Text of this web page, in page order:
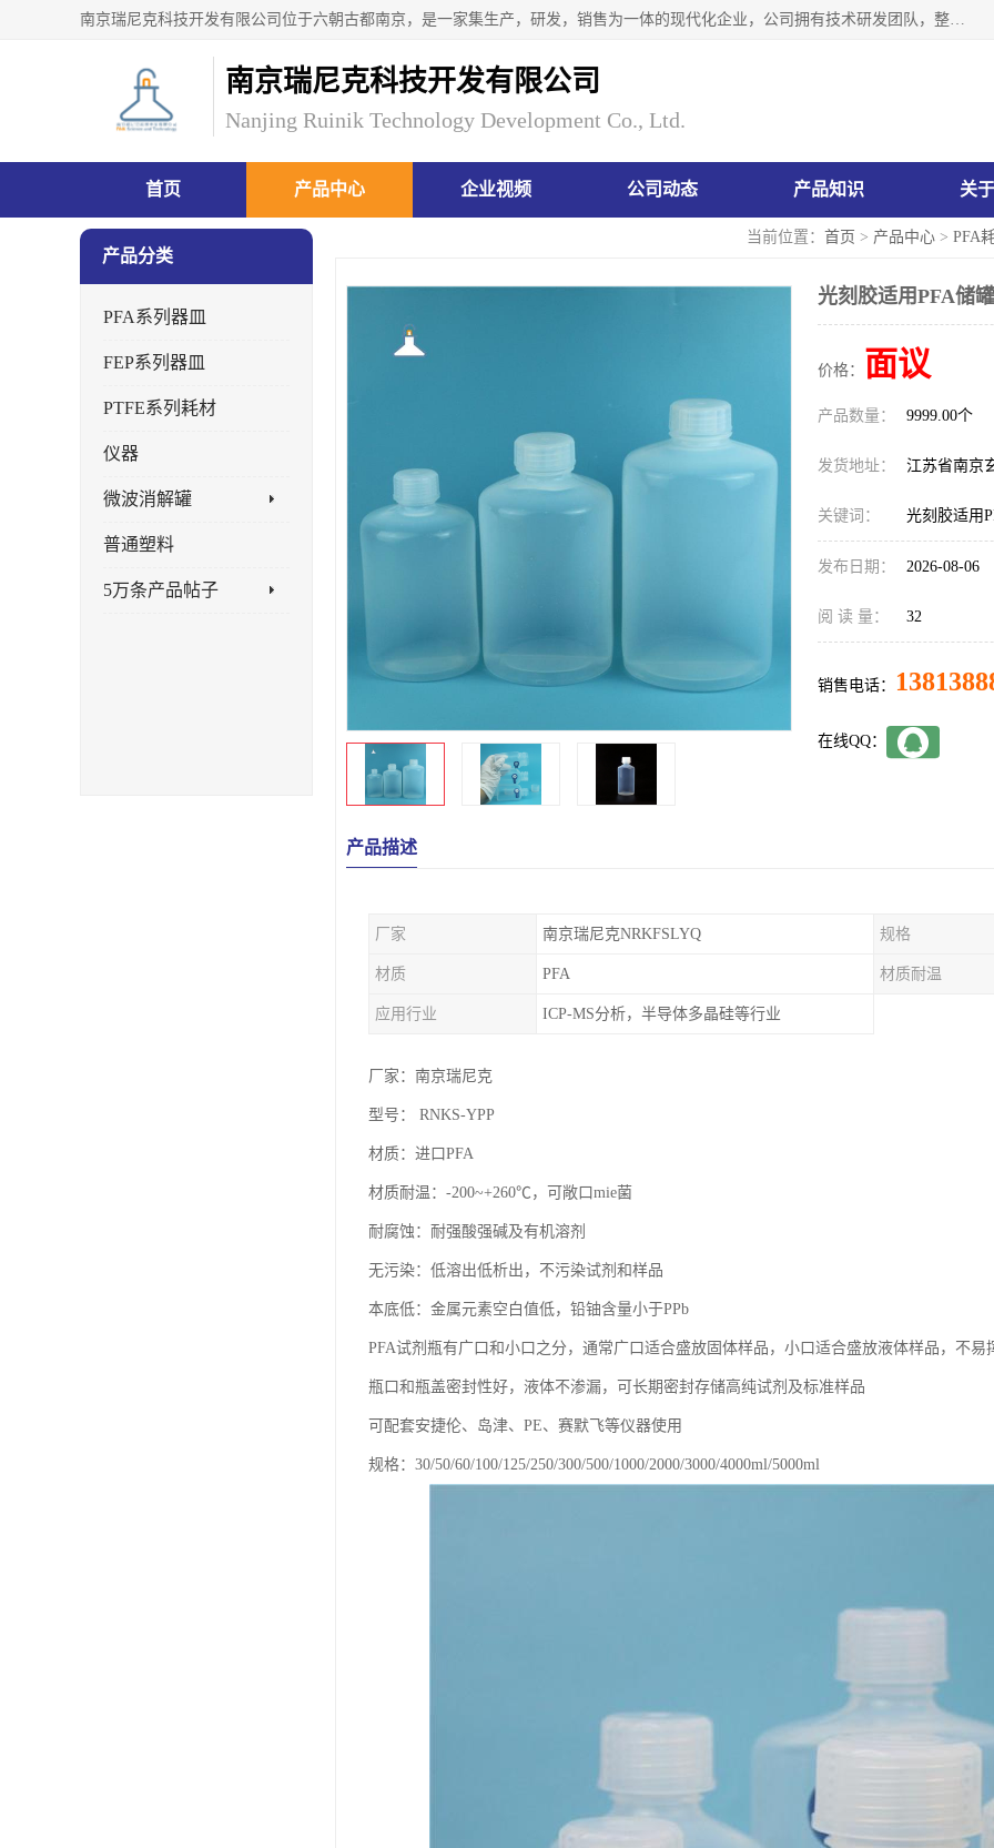
南京瑞尼克科技开发有限公司位于六朝古都南京，是一家集生产，研发，销售为一体的现代化企业，公司拥有技术研发团队，整洁明亮的厂房及的技术仪器设备，技术力量雄厚。公司长久以来一直坚持以生产研发国内完mei的痕量分析器皿为目标，客户满意的实验需求是我们永远的追求。长久以来与客户建立了良好的合作关系，在同行业中建立了自己的信誉与品牌。公司将一如既往的奋进不息，为客户带来为舒心的服务！
南京瑞尼克科技开发有限公司
Nanjing Ruinik Technology Development Co., Ltd.
首页 产品中心 企业视频 公司动态 产品知识 关
当前位置： 首页 > 产品中心 > PFA
产品分类
PFA系列器皿
FEP系列器皿
PTFE系列耗材
仪器
微波消解罐
普通塑料
5万条产品帖子
光刻胶适用PFA储
价格： 面议
产品数量： 9999.00个
发货地址： 江苏省南京
关键词： 光刻胶适用
发布日期： 2026-08-06
阅 读 量： 32
销售电话：
在线QQ：
产品描述
厂家 南京瑞尼克NRKFSLYQ 规格
材质 PFA 材质耐温
应用行业 ICP-MS分析，半导体多晶硅等行业
厂家：南京瑞尼克
型号： RNKS-YPP
材质：进口PFA
材质耐温：-200~+260℃，可敞口mie菌
耐腐蚀：耐强酸强碱及有机溶剂
无污染：低溶出低析出，不污染试剂和样品
本底低：金属元素空白值低，铅铀含量小于PPb
PFA试剂瓶有广口和小口之分，通常广口适合盛放固体样品，小口适合盛放液体样品，不易
瓶口和瓶盖密封性好，液体不渗漏，可长期密封存储高纯试剂及标准样品
可配套安捷伦、岛津、PE、赛默飞等仪器使用
规格：30/50/60/100/125/250/300/500/1000/2000/3000/4000ml/5000ml